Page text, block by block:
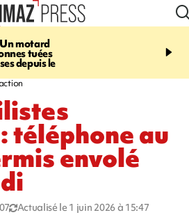
motard
tuées
depuis le
13:49
mineurs - un courrier
téléphone au
envolé
Actualisé le 1 juin 2026 à 15:47